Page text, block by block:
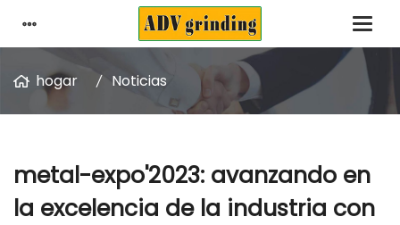
hogar Noticias
metal-expo'2023: avanzando en
la excelencia de la industria con